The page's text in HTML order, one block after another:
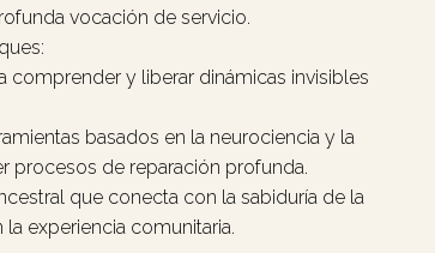
vocación de servicio.
comprender y liberar dinámicas invisibles
basados en la neurociencia y la
procesos de reparación profunda.
que conecta con la sabiduría de la
experiencia comunitaria.